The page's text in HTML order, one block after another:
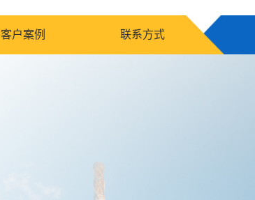
客户案例 联系方式